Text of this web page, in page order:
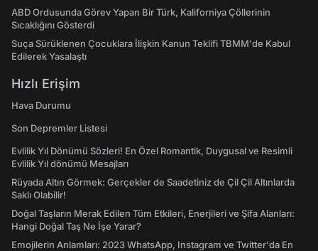
ABD Ordusunda Görev Yapan Bir Türk, Kaliforniya Çöllerinin
Sıcaklığını Gösterdi
Suça Sürüklenen Çocuklara İlişkin Kanun Teklifi TBMM'de Kabul
Edilerek Yasalaştı
Hızlı Erişim
Hava Durumu
Son Depremler Listesi
Evlilik Yıl Dönümü Sözleri! En Özel Romantik, Duygusal ve Resimli
Evlilik Yıl dönümü Mesajları
Rüyada Altın Görmek: Gerçekler de Saadetiniz de Çil Çil Altınlarda
Saklı Olabilir!
Doğal Taşların Merak Edilen Tüm Etkileri, Enerjileri ve Şifa Alanları:
Hangi Doğal Taş Ne İşe Yarar?
Emojilerin Anlamları: 2023 WhatsApp, Instagram ve Twitter'da En